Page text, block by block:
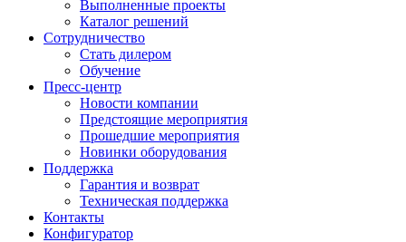
Выполненные проекты
Каталог решений
Сотрудничество
Стать дилером
Обучение
Пресс-центр
Новости компании
Предстоящие мероприятия
Прошедшие мероприятия
Новинки оборудования
Поддержка
Гарантия и возврат
Техническая поддержка
Контакты
Конфигуратор